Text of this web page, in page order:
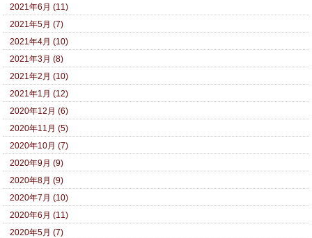
2021年6月 (11)
2021年5月 (7)
2021年4月 (10)
2021年3月 (8)
2021年2月 (10)
2021年1月 (12)
2020年12月 (6)
2020年11月 (5)
2020年10月 (7)
2020年9月 (9)
2020年8月 (9)
2020年7月 (10)
2020年6月 (11)
2020年5月 (7)